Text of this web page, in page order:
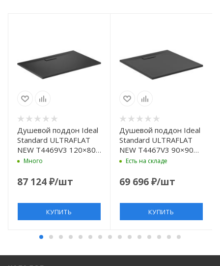
Душевой поддон Ideal
Standard ULTRAFLAT
NEW T4469V3 120×80
смМного
87 124₽/шт
КУПИТЬ
Душевой поддон Ideal
Standard ULTRAFLAT
NEW T4467V3 90×90
смЕсть на складе
69 696₽/шт
КУПИТЬ